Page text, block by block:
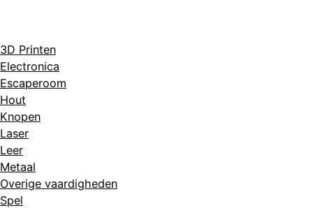
3D Printen
Electronica
Escaperoom
Hout
Knopen
Laser
Leer
Metaal
Overige vaardigheden
Spel